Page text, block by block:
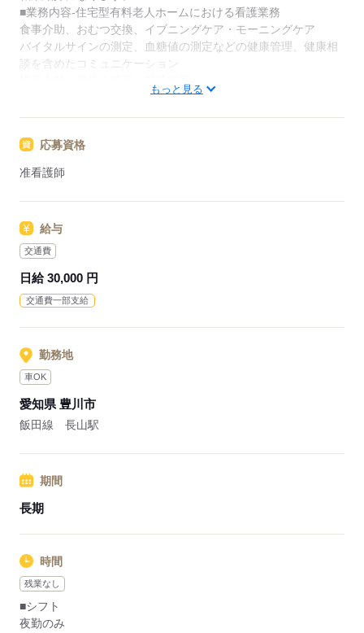
お給料、お休み、入職時期の交渉もサポートします。
【もちろん無料】
費用は一切かかりません。
■業務内容‐住宅型有料老人ホームにおける看護業務
食事介助、おむつ交換、イブニングケア・モーニングケア
バイタルサインの測定、血糖値の測定などの健康管理、健康相
談を含めたコミュニケーション
★おすすめポイント★
職種と連携を取りながらサポートしていただきます。
今後需要が高まる高齢者看護・介護に携わり、経験の幅も広が
夜勤のみで、日中の空いた時間も有効に活用することができま
日給30000円で、モチベーションにつながる条件です◎
電子カルテ導入済み！
もっと見る
応募資格
准看護師
給与
交通費
日給 30,000 円
交通費一部支給
勤務地
車OK
愛知県 豊川市
飯田線 長山駅
期間
長期
時間
残業なし
■シフト
夜勤のみ